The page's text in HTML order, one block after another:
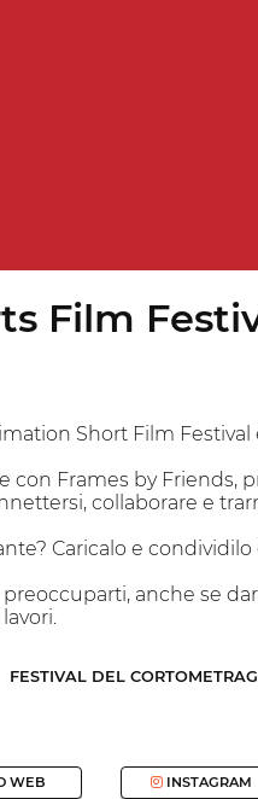
Film
Short Film Festival
con Frames by
collaborare e
Caricalo e
anche se
FESTIVAL DEL
WEB INSTAGRAM